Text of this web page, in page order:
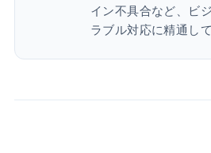
イン不具合など、ビ
ラブル対応に精通して